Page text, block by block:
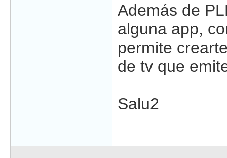
Además de
alguna app,
permite
de tv que
Salu2